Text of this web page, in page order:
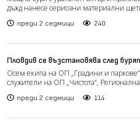
дъжд нанесе сериозни материални
преди 2 седмици 240
Пловдив се възстановява след
Екипи разчистват паднали дървета и
наводнени улици (видео)
Осем екипа на ОП „Градини и
служители на ОП „Чистота“,
преди 2 седмици 114